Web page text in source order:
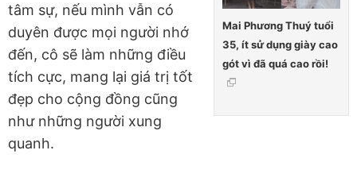
Mai Phương Thuý tuổi
35, ít sử dụng giày cao
gót vì đã quá cao rồi!
tâm sự, nếu mình vẫn có
duyên được mọi người nhớ
đến, cô sẽ làm những điều
tích cực, mang lại giá trị tốt
đẹp cho cộng đồng cũng
như những người xung
quanh.